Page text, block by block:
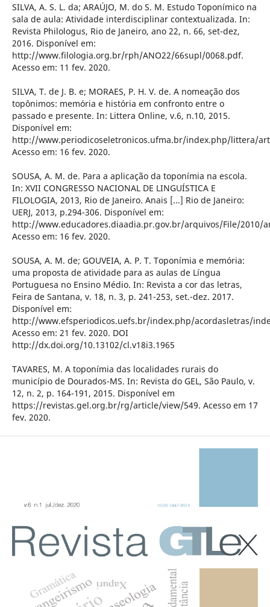
SILVA, A. S. L. da; ARAÚJO, M. do S. M. Estudo Toponímico na
sala de aula: Atividade interdisciplinar contextualizada. In:
Revista Philologus, Rio de Janeiro, ano 22, n. 66, set-dez,
2016. Disponível em:
http://www.filologia.org.br/rph/ANO22/66supl/0068.pdf.
Acesso em: 11 fev. 2020.
SILVA, T. de J. B. e; MORAES, P. H. V. de. A nomeação dos
topônimos: memória e história em confronto entre o
passado e presente. In: Littera Online, v.6, n.10, 2015.
Disponível em:
http://www.periodicoseletronicos.ufma.br/index.php/littera/
Acesso em: 16 fev. 2020.
SOUSA, A. M. de. Para a aplicação da toponímia na escola.
In: XVII CONGRESSO NACIONAL DE LINGUÍSTICA E
FILOLOGIA, 2013, Rio de Janeiro. Anais [...] Rio de Janeiro:
UERJ, 2013, p.294-306. Disponível em:
http://www.educadores.diaadia.pr.gov.br/arquivos/File/2010/
Acesso em: 16 fev. 2020.
SOUSA, A. M. de; GOUVEIA, A. P. T. Toponímia e memória:
uma proposta de atividade para as aulas de Língua
Portuguesa no Ensino Médio. In: Revista a cor das letras,
Feira de Santana, v. 18, n. 3, p. 241-253, set.-dez. 2017.
Disponível em:
http://www.efsperiodicos.uefs.br/index.php/acordasletras/
Acesso em: 21 fev. 2020. DOI
http://dx.doi.org/10.13102/cl.v18i3.1965
TAVARES, M. A toponímia das localidades rurais do
município de Dourados-MS. In: Revista do GEL, São Paulo, v.
12, n. 2, p. 164-191, 2015. Disponível em
https://revistas.gel.org.br/rg/article/view/549. Acesso em 17
fev. 2020.